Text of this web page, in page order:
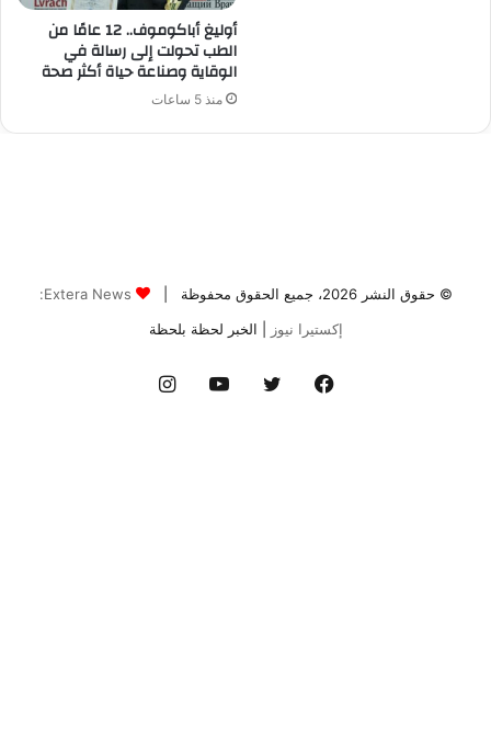
© حقوق النشر 2026، جميع الحقوق محفوظة |
Extera News:
إكستيرا نيوز
| الخبر لحظة بلحظة
فيسبوك تويتر يوتيوب